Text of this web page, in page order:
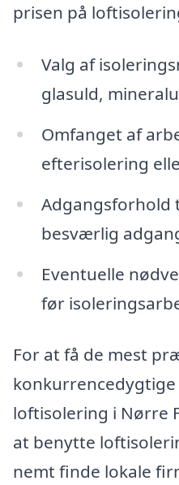
prisen på
Valg af
glasuld,
Omfanget af
efterisolering
Adgangsforhold
besværlig
Eventuelle
før
For at få de mest
konkurrencedygtige
loftisolering i Nørre
at benytte
nemt finde lokale